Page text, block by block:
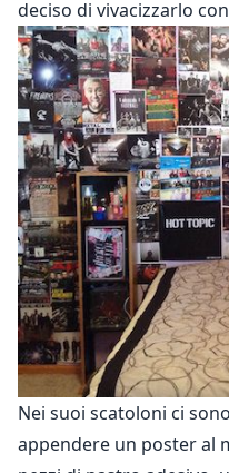
deciso di vivacizzarlo
Nei suoi scatoloni ci sono
appendere un poster al